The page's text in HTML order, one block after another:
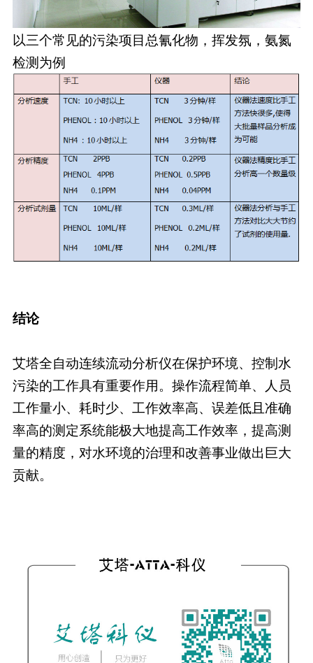
以三个常见的污染项目总氰化物，挥发氛，氨氮
检测为例
结论
艾塔全自动连续流动分析仪在保护环境、控制水
污染的工作具有重要作用。操作流程简单、人员
工作量小、耗时少、工作效率高、误差低且准确
率高的测定系统能极大地提高工作效率，提高测
量的精度，对水环境的治理和改善事业做出巨大
贡献。